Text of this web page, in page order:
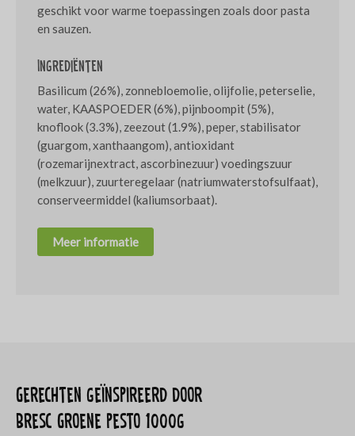
geschikt voor warme toepassingen zoals door pasta
en sauzen.
Ingrediënten
Basilicum (26%), zonnebloemolie, olijfolie, peterselie,
water, KAASPOEDER (6%), pijnboompit (5%),
knoflook (3.3%), zeezout (1.9%), peper, stabilisator
(guargom, xanthaangom), antioxidant
(rozemarijnextract, ascorbinezuur) voedingszuur
(melkzuur), zuurteregelaar (natriumwaterstofsulfaat),
conserveermiddel (kaliumsorbaat).
Meer informatie
Gerechten geïnspireerd door
Bresc Groene pesto 1000g